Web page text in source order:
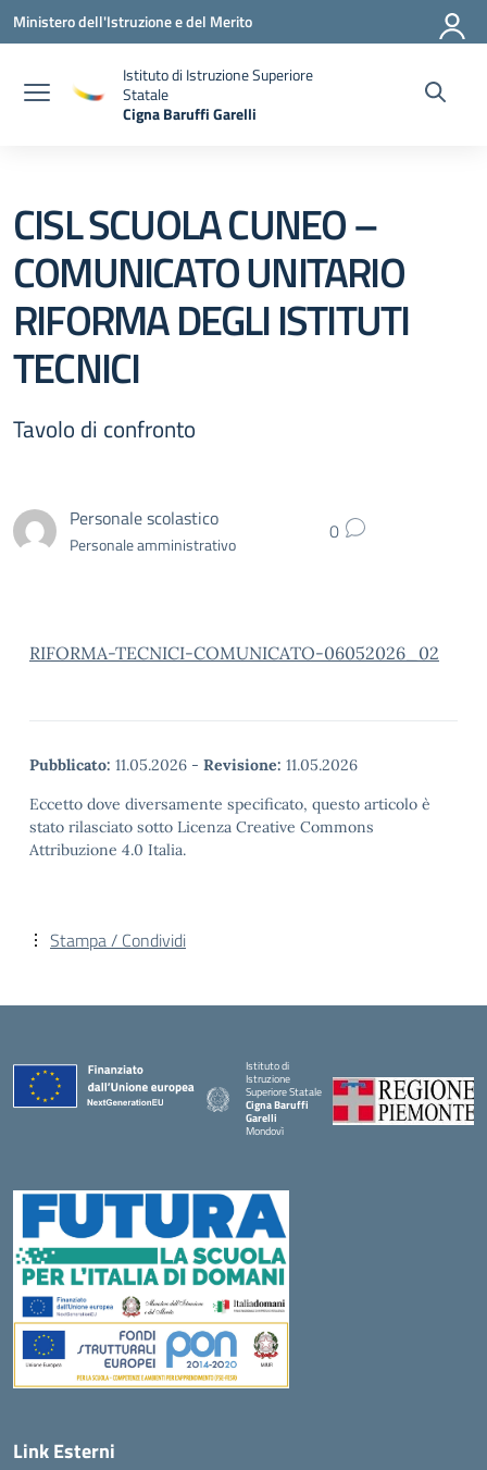
Vai ai contenuti
Vai al menu di navigazione
Vai al footer
Ministero dell'Istruzione e del Merito
Istituto di Istruzione Superiore
Statale
Cigna Baruffi Garelli
CISL SCUOLA CUNEO –
COMUNICATO UNITARIO
RIFORMA DEGLI ISTITUTI
TECNICI
Tavolo di confronto
Personale scolastico
Personale amministrativo 0
RIFORMA-TECNICI-COMUNICATO-06052026_02
Pubblicato: 11.05.2026 - Revisione: 11.05.2026
Eccetto dove diversamente specificato, questo articolo è
stato rilasciato sotto Licenza Creative Commons
Attribuzione 4.0 Italia.
Stampa / Condividi
Istituto di
Istruzione
Superiore Statale
Cigna Baruffi
Garelli
Mondovì
Link Esterni